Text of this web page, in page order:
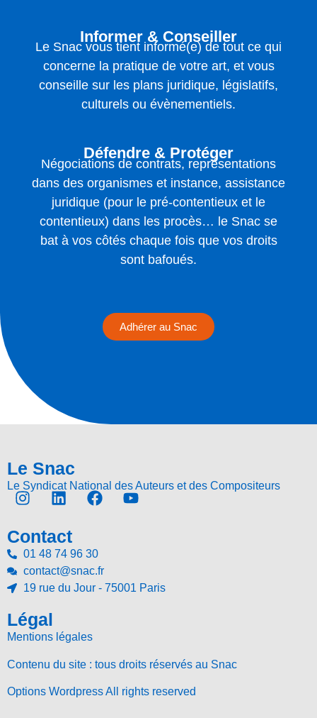
Informer & Conseiller
Le Snac vous tient informé(e) de tout ce qui
concerne la pratique de votre art, et vous
conseille sur les plans juridique, législatifs,
culturels ou évènementiels.
Défendre & Protéger
Négociations de contrats, représentations
dans des organismes et instance, assistance
juridique (pour le pré-contentieux et le
contentieux) dans les procès… le Snac se
bat à vos côtés chaque fois que vos droits
sont bafoués.
Adhérer au Snac
Le Snac
Le Syndicat National des Auteurs et des Compositeurs
Contact
01 48 74 96 30
contact@snac.fr
19 rue du Jour - 75001 Paris
Légal
Mentions légales
Contenu du site : tous droits réservés au Snac
Options Wordpress All rights reserved